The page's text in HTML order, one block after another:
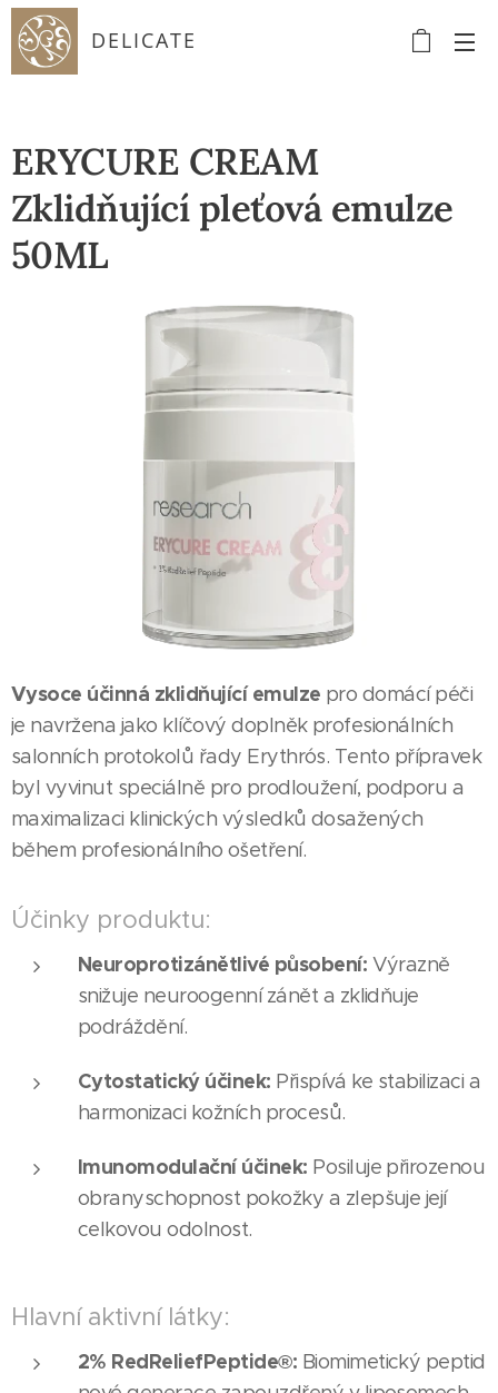
DELICATE
ERYCURE CREAM
Zklidňující pleťová emulze
50ML
Vysoce účinná zklidňující emulze pro domácí péči
je navržena jako klíčový doplněk profesionálních
salonních protokolů řady Erythrós. Tento přípravek
byl vyvinut speciálně pro prodloužení, podporu a
maximalizaci klinických výsledků dosažených
během profesionálního ošetření.
Účinky produktu:
Neuroprotizánětlivé působení: Výrazně
snižuje neuroogenní zánět a zklidňuje
podráždění.
Cytostatický účinek: Přispívá ke stabilizaci a
harmonizaci kožních procesů.
Imunomodulační účinek: Posiluje přirozenou
obranyschopnost pokožky a zlepšuje její
celkovou odolnost.
Hlavní aktivní látky:
2% RedReliefPeptide®: Biomimetický peptid